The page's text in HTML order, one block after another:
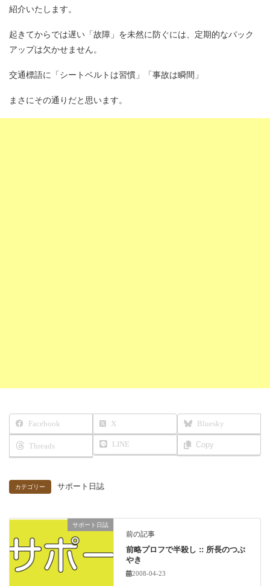
紹介いたします。
起きてからでは遅い「故障」を未然に防ぐには、定期的なバック
アップは欠かせません。
交通標語に「シートベルトは習慣」「事故は瞬間」
まさにその通りだと思います。
Facebook X Bluesky
Threads LINE Copy
カテゴリー サポート日誌
サポート日誌
前の記事
前略プロフで半殺し :: 所長のつぶ
やき
2008-04-23